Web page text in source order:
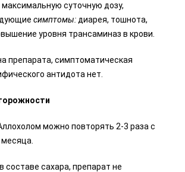
суточную дозу,
симптомы: диарея, тошнота,
уровня трансаминаз в крови.
препарата, симптоматическая
антидота нет.
можно повторять 2-3 раза с
составе сахара, препарат не